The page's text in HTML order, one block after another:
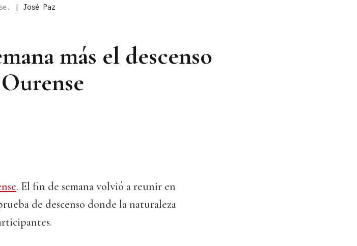
| José Paz
más el descenso
. El fin de semana volvió a reunir en
de descenso donde la naturaleza